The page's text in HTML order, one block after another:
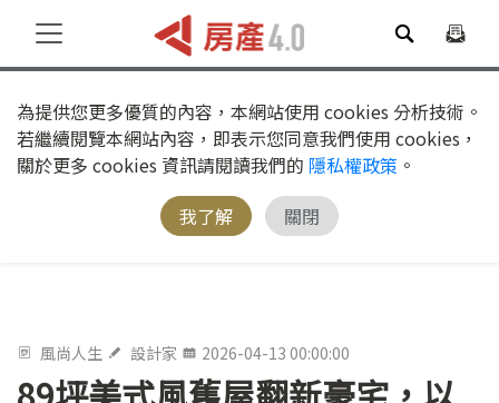
為提供您更多優質的內容，本網站使用 cookies 分析技術。
若繼續閱覽本網站內容，即表示您同意我們使用 cookies，
關於更多 cookies 資訊請閱讀我們的 隱私權政策 。
我了解
關閉
風尚人生 設計家 2026-04-13 00:00:00